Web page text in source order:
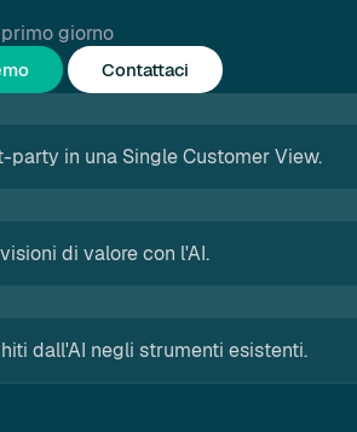
giorno
Contattaci
party in una Single Customer View.
di valore con l'AI.
dall'AI negli strumenti esistenti.